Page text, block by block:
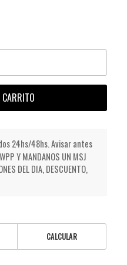
24hs/48hs. Avisar antes
Y MANDANOS UN MSJ
DEL DIA, DESCUENTO,
CALCULAR